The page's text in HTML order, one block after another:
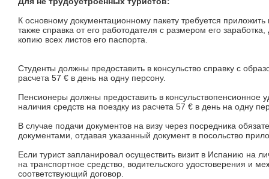
К основному документационному пакету требуется
также справка от его работодателя с размером его
копию всех листов его паспорта.
Студенты должны предоставить в консульство справку с
расчета 57 € в день на одну персону.
Пенсионеры должны предоставить в консульствопенсионное
наличия средств на поездку из расчета 57 € в день на одну
В случае подачи документов на визу через посредника
документами, отдавая указанный документ в посольство
Если турист запланировал осуществить визит в Испанию на
на транспортное средство, водительского удостоверения и
соответствующий договор.